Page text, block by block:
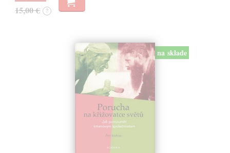
15,00 € ?
na sklade